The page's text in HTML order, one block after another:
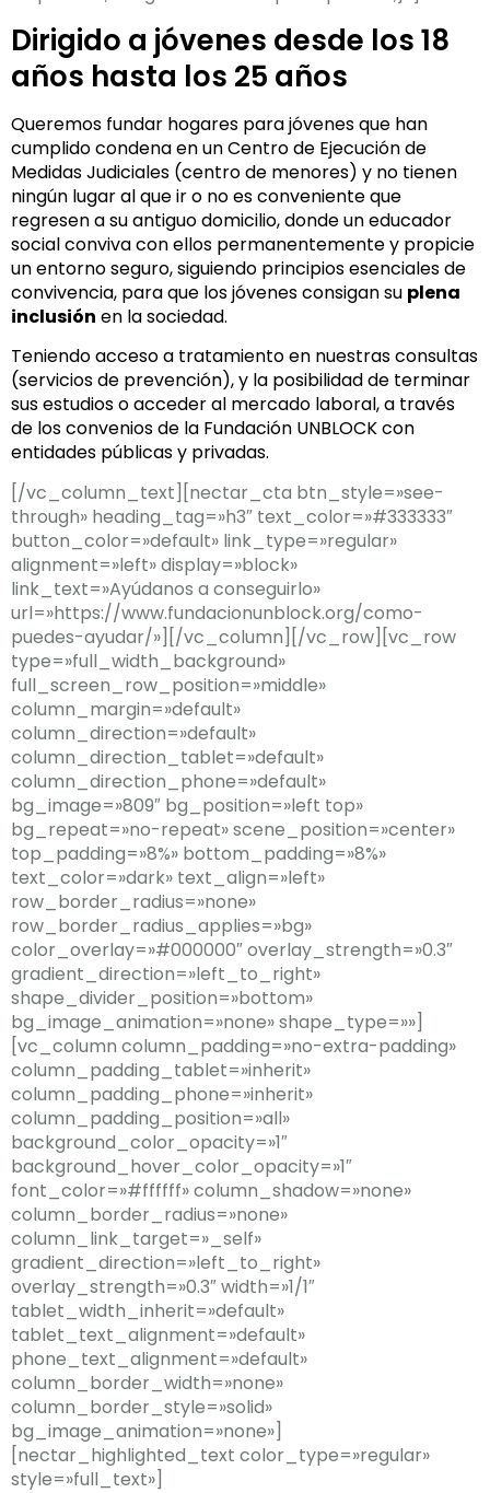
Dirigido a jóvenes desde los 18
años hasta los 25 años
Queremos fundar hogares para jóvenes que han
cumplido condena en un Centro de Ejecución de
Medidas Judiciales (centro de menores) y no tienen
ningún lugar al que ir o no es conveniente que
regresen a su antiguo domicilio, donde un educador
social conviva con ellos permanentemente y propicie
un entorno seguro, siguiendo principios esenciales de
convivencia, para que los jóvenes consigan su plena
inclusión en la sociedad.
Teniendo acceso a tratamiento en nuestras consultas
(servicios de prevención), y la posibilidad de terminar
sus estudios o acceder al mercado laboral, a través
de los convenios de la Fundación UNBLOCK con
entidades públicas y privadas.
[/vc_column_text][nectar_cta btn_style=»see-
through» heading_tag=»h3″ text_color=»#333333″
button_color=»default» link_type=»regular»
alignment=»left» display=»block»
link_text=»Ayúdanos a conseguirlo»
url=»https://www.fundacionunblock.org/como-
puedes-ayudar/»][/vc_column][/vc_row][vc_row
type=»full_width_background»
full_screen_row_position=»middle»
column_margin=»default»
column_direction=»default»
column_direction_tablet=»default»
column_direction_phone=»default»
bg_image=»809″ bg_position=»left top»
bg_repeat=»no-repeat» scene_position=»center»
top_padding=»8%» bottom_padding=»8%»
text_color=»dark» text_align=»left»
row_border_radius=»none»
row_border_radius_applies=»bg»
color_overlay=»#000000″ overlay_strength=»0.3″
gradient_direction=»left_to_right»
shape_divider_position=»bottom»
bg_image_animation=»none» shape_type=»»]
[vc_column column_padding=»no-extra-padding»
column_padding_tablet=»inherit»
column_padding_phone=»inherit»
column_padding_position=»all»
background_color_opacity=»1″
background_hover_color_opacity=»1″
font_color=»#ffffff» column_shadow=»none»
column_border_radius=»none»
column_link_target=»_self»
gradient_direction=»left_to_right»
overlay_strength=»0.3″ width=»1/1″
tablet_width_inherit=»default»
tablet_text_alignment=»default»
phone_text_alignment=»default»
column_border_width=»none»
column_border_style=»solid»
bg_image_animation=»none»]
[nectar_highlighted_text color_type=»regular»
style=»full_text»]